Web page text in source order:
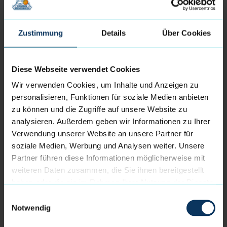
Zustimmung Details Über Cookies
Diese Webseite verwendet Cookies
Wir verwenden Cookies, um Inhalte und Anzeigen zu
personalisieren, Funktionen für soziale Medien anbieten
zu können und die Zugriffe auf unsere Website zu
analysieren. Außerdem geben wir Informationen zu Ihrer
Verwendung unserer Website an unsere Partner für
soziale Medien, Werbung und Analysen weiter. Unsere
Partner führen diese Informationen möglicherweise mit
weiteren Daten zusammen, die Sie ihnen bereitgestellt
Notwendig
Oehle und Hornsby in der Folge schnell ihr jeweils
viertes persönliches Foul und mussten zunächst auf
der Bank Platz nehmen. Zum Ende des Viertels
erzielte Jarelle Reischel vier Punkte in Folge und
unter 20 Punkte zum 48:66.
Funke Hoffnung im letzten Viertel springt nie
final über
Auch im letzten Viertel versuchten die Seestädter
das Ruder rumzureißen. Als Hilmar Henningsson
zwei Dreier in Folge traf und den Jenaer Coach zur
Auszeit zwang, kam im Eisbärenkäfig noch einmal
wieder hergestellt komfortable Führung der Jenaer